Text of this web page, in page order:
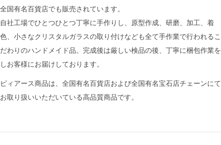
全国有名百貨店でも販売されています。
自社工場でひとつひとつ丁寧に手作りし、原型作成、研磨、加工、着
色、小さなクリスタルガラスの取り付けなども全て手作業で行われるこ
だわりのハンドメイド品。完成後は厳しい検品の後、丁寧に梱包作業を
しお客様にお届けしております。
ピィアース商品は、全国有名百貨店および全国有名宝石店チェーンにて
お取り扱いいただいている高品質商品です。